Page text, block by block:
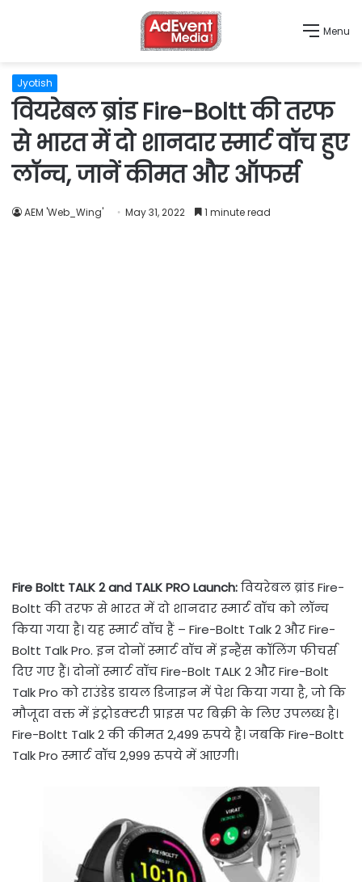
Menu
Jyotish
वियरेबल ब्रांड Fire-Boltt की तरफ
से भारत में दो शानदार स्मार्ट वॉच हुए
लॉन्च, जानें कीमत और ऑफर्स
AEM 'Web_Wing' May 31, 2022 1 minute read
Fire Boltt TALK 2 and TALK PRO Launch:वियरेबल ब्रांड Fire-
Boltt की तरफ से भारत में दो शानदार स्मार्ट वॉच को लॉन्च
किया गया है। यह स्मार्ट वॉच हैं – Fire-Boltt Talk 2 और Fire-
Boltt Talk Pro. इन दोनों स्मार्ट वॉच में इन्हैंस कॉलिंग फीचर्स
दिए गए हैं। दोनों स्मार्ट वॉच Fire-Bolt TALK 2 और Fire-Bolt
Talk Pro को राउंडेड डायल डिजाइन में पेश किया गया है, जो कि
मौजूदा वक्त में इंट्रोडक्टरी प्राइस पर बिक्री के लिए उपलब्ध है।
Fire-Boltt Talk 2 की कीमत 2,499 रुपये है। जबकि Fire-Boltt
Talk Pro स्मार्ट वॉच 2,999 रुपये में आएगी।